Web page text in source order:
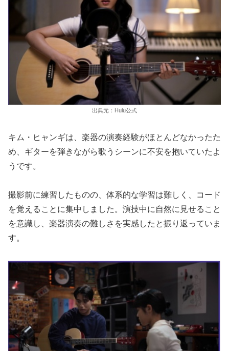
出典元：Hulu公式
キム・ヒャンギは、楽器の演奏経験がほとんどなかったた
め、ギターを弾きながら歌うシーンに不安を抱いていたよ
うです。
撮影前に練習したものの、体系的な学習は難しく、コード
を覚えることに集中しました。演技中に自然に見せること
を意識し、楽器演奏の難しさを実感したと振り返っていま
す。